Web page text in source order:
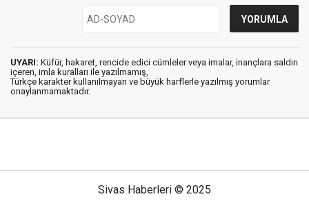
UYARI: Küfür, hakaret, rencide edici cümleler veya imalar, inançlara saldırı
içeren, imla kuralları ile yazılmamış,
Türkçe karakter kullanılmayan ve büyük harflerle yazılmış yorumlar
onaylanmamaktadır.
Sivas Haberleri © 2025